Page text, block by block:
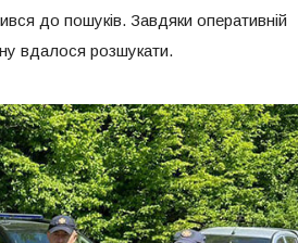
до пошуків. Завдяки оперативній
вдалося розшукати.